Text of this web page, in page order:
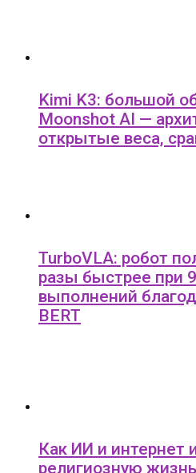
Kimi K3: большой
Moonshot AI —
открытые веса,
TurboVLA: робот
разы быстрее при
выполнений
BERT
Как ИИ и интернет
религиозную жизнь